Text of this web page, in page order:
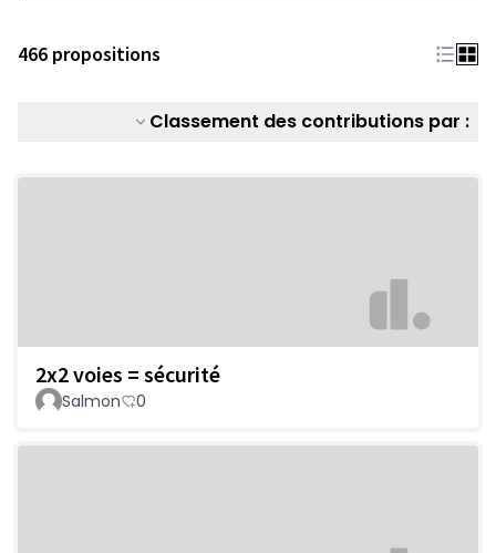
466 propositions
Classement des contributions par :
2x2 voies = sécurité
Salmon 0